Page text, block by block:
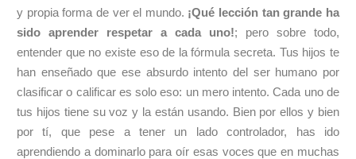
y propia forma de ver el mundo. ¡Qué lección tan grande ha
sido aprender respetar a cada uno!; pero sobre todo,
entender que no existe eso de la fórmula secreta. Tus hijos te
han enseñado que ese absurdo intento del ser humano por
clasificar o calificar es solo eso: un mero intento. Cada uno de
tus hijos tiene su voz y la están usando. Bien por ellos y bien
por tí, que pese a tener un lado controlador, has ido
aprendiendo a dominarlo para oír esas voces que en muchas